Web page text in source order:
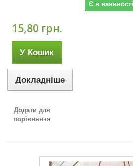
Є в наявності
15,80 грн.
У Кошик
Докладніше
Додати для
порівняння